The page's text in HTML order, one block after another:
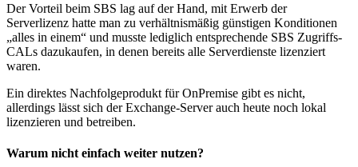
Der Vorteil beim SBS lag auf der Hand, mit Erwerb der
Serverlizenz hatte man zu verhältnismäßig günstigen Konditionen
„alles in einem“ und musste lediglich entsprechende SBS Zugriffs-
CALs dazukaufen, in denen bereits alle Serverdienste lizenziert
waren.
Ein direktes Nachfolgeprodukt für OnPremise gibt es nicht,
allerdings lässt sich der Exchange-Server auch heute noch lokal
lizenzieren und betreiben.
Warum nicht einfach weiter nutzen?